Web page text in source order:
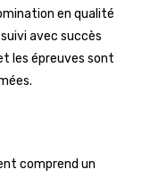
en qualité
avec succès
les épreuves sont
comprend un